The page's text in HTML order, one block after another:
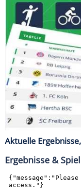
Aktuelle
Ergebnisse &